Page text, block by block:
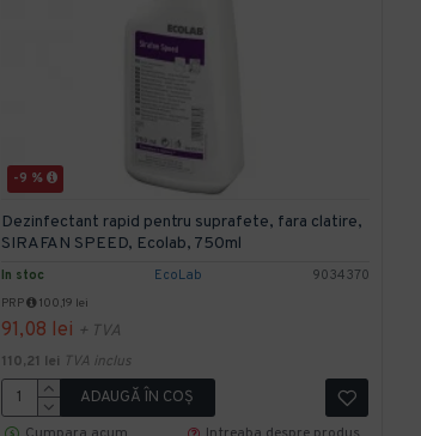
-9 %
In stoc EcoLab 9034370
Dezinfectant rapid pentru suprafete, fara clatire,
SIRAFAN SPEED, Ecolab, 750ml
PRP 100,19 lei
91,08 lei + TVA
110,21 lei TVA inclus
ADAUGĂ ÎN COŞ